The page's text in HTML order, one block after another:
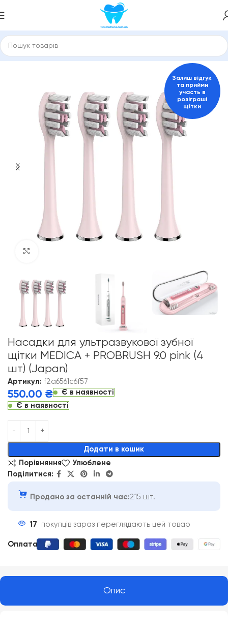
Головна Насадки для зубної щітки, іригатора Medica
Залиш відгук
та прийми
участь в
розіграші
щітки
Насадки для ультразвукової зубної
щітки MEDICA + PROBRUSH 9.0 pink (4
шт) (Japan)
Артикул: f2a6561c6f57
550.00 ₴
Є в наявності
Є в наявності
Додати в кошик
Alternative:
Порівняння
Улюблене
Поділитися:
Продано за останній час:215 шт.
17 покупців зараз переглядають цей товар
Оплата
Опис